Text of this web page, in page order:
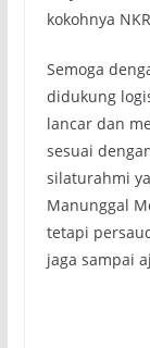
kokohnya
Semoga
didukung
lancar dan
sesuai
silaturahmi
Manunggal
tetapi
jaga sampai